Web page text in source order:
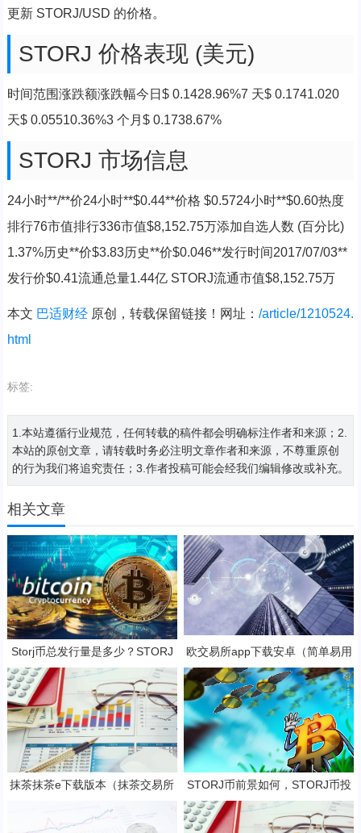
更新 STORJ/USD 的价格。
STORJ 价格表现 (美元)
时间范围涨跌额涨跌幅今日$ 0.1428.96%7 天$ 0.1741.020
天$ 0.05510.36%3 个月$ 0.1738.67%
STORJ 市场信息
24小时**/**价24小时**$0.44**价格 $0.5724小时**$0.60热度
排行76市值排行336市值$8,152.75万添加自选人数 (百分比)
1.37%历史**价$3.83历史**价$0.046**发行时间2017/07/03**
发行价$0.41流通总量1.44亿 STORJ流通市值$8,152.75万
本文 巴适财经原创，转载保留链接！网址： /article/1210524.
html
标签:
1.本站遵循行业规范，任何转载的稿件都会明确标注作者和来源；2.
本站的原创文章，请转载时务必注明文章作者和来源，不尊重原创
的行为我们将追究责任；3.作者投稿可能会经我们编辑修改或补充。
相关文章
Storj币总发行量是多少？STORJ
是一项好的投资吗？
欧交易所app下载安卓（简单易用
的数字货币交易app）
抹茶抹茶e下载版本（抹茶交易所
STORJ币前景如何，STORJ币投
资价值深度分析